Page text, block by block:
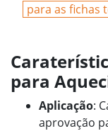
para as fichas
para
Aplicação:
aprovação